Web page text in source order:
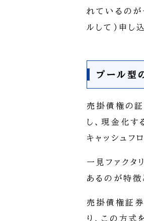
れているのが
ルして)申し
プール型
売掛債権の
し、現金化
キャッシュフ
一見ファクタ
あるのが特徴
売掛債権証
り、この方式